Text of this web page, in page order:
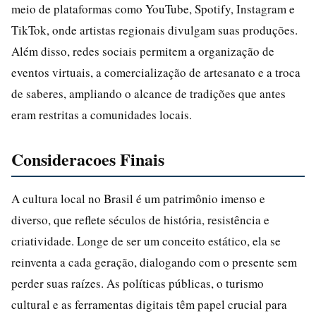
meio de plataformas como YouTube, Spotify, Instagram e
TikTok, onde artistas regionais divulgam suas produções.
Além disso, redes sociais permitem a organização de
eventos virtuais, a comercialização de artesanato e a troca
de saberes, ampliando o alcance de tradições que antes
eram restritas a comunidades locais.
Consideracoes Finais
A cultura local no Brasil é um patrimônio imenso e
diverso, que reflete séculos de história, resistência e
criatividade. Longe de ser um conceito estático, ela se
reinventa a cada geração, dialogando com o presente sem
perder suas raízes. As políticas públicas, o turismo
cultural e as ferramentas digitais têm papel crucial para